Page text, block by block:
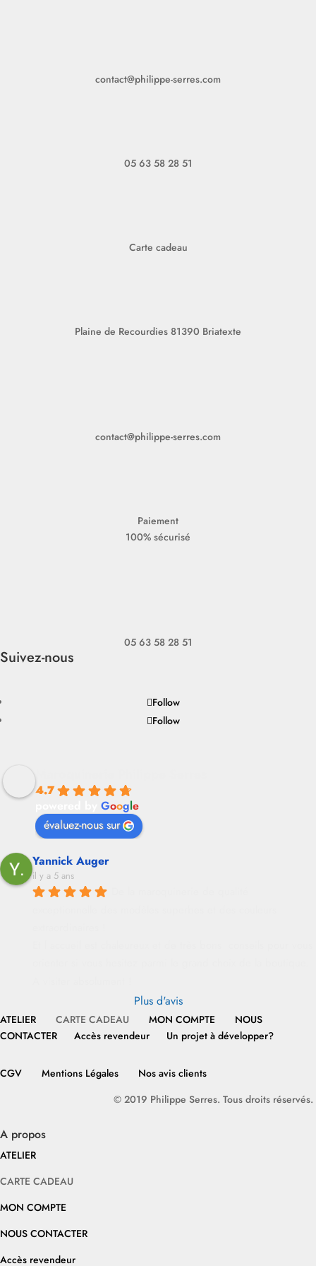
contact@philippe-serres.com
05 63 58 28 51
Carte cadeau
Plaine de Recourdies 81390 Briatexte
contact@philippe-serres.com
Paiement
100% sécurisé
05 63 58 28 51
Suivez-nous
Follow
Follow
4.7
Google
évaluez-nous sur
Yannick Auger
il y a 5 ans
Plus d'avis
ATELIER CARTE CADEAU MON COMPTE
NOUS
CONTACTER
Accès revendeur Un projet à développer?
CGV Mentions Légales
Nos avis clients
© 2019 Philippe Serres. Tous droits réservés.
A propos
ATELIER
CARTE CADEAU
MON COMPTE
NOUS CONTACTER
Accès revendeur